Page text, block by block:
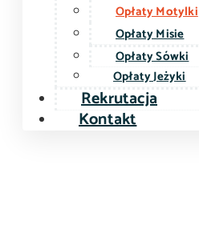
Opłaty Motylki
Opłaty Misie
Opłaty Sówki
Opłaty Jeżyki
Rekrutacja
Kontakt